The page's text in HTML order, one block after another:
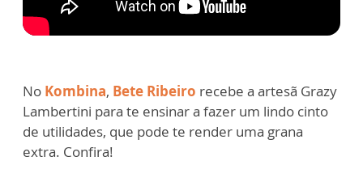
No Kombina, Bete Ribeiro recebe a artesã Grazy
Lambertini para te ensinar a fazer um lindo cinto
de utilidades, que pode te render uma grana
extra. Confira!